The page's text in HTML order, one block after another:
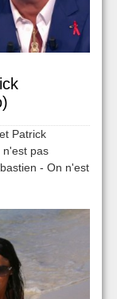
Patrick
n'est pas
- On n'est